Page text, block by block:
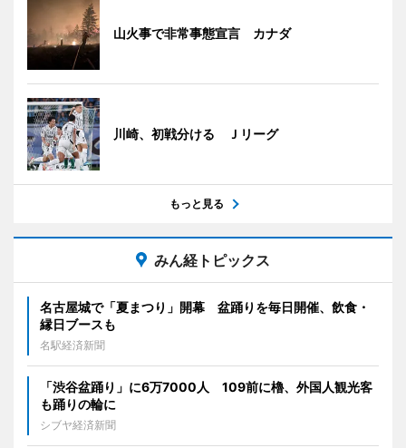
山火事で非常事態宣言 カナダ
川崎、初戦分ける Ｊリーグ
もっと見る
みん経トピックス
名古屋城で「夏まつり」開幕 盆踊りを毎日開催、飲食・
縁日ブースも
名駅経済新聞
「渋谷盆踊り」に6万7000人 109前に櫓、外国人観光客
も踊りの輪に
シブヤ経済新聞